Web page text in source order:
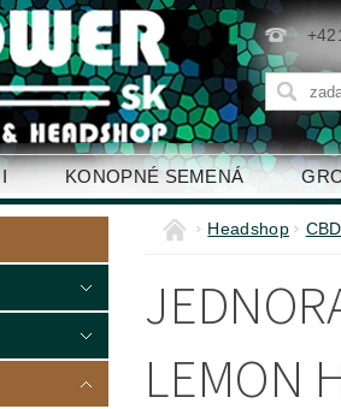
KONOPNÉ SEMENÁ
Headshop
LEMON